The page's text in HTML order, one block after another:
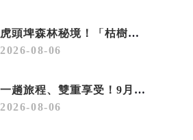
虎頭埤森林秘境！「枯樹籬步道」生態復育有成 走進大自然生命教室
2026-08-06
一趟旅程、雙重享受！9月住宿合歡山 順遊奧萬大10元優惠入園
2026-08-06